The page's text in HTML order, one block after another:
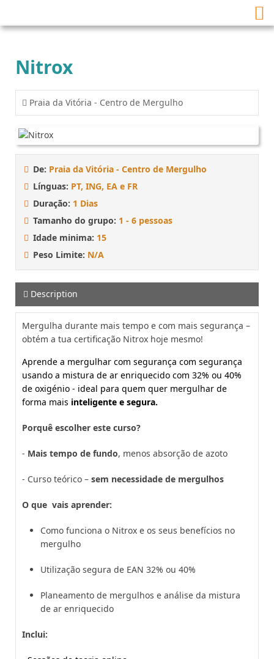
Nitrox
Praia da Vitória - Centro de Mergulho
De: Praia da Vitória - Centro de Mergulho
Línguas: PT, ING, EA e FR
Duração: 1 Dias
Tamanho do grupo: 1 - 6 pessoas
Idade minima: 15
Peso Limite: N/A
Description
Mergulha durante mais tempo e com mais segurança –
obtém a tua certificação Nitrox hoje mesmo!
Aprende a mergulhar com segurança com segurança
usando a mistura de ar enriquecido com 32% ou 40%
de oxigénio - ideal para quem quer mergulhar de
forma mais inteligente e segura.
Porquê escolher este curso?
- Mais tempo de fundo, menos absorção de azoto
- Curso teórico – sem necessidade de mergulhos
O que vais aprender:
Como funciona o Nitrox e os seus benefícios no
mergulho
Utilização segura de EAN 32% ou 40%
Planeamento de mergulhos e análise da mistura
de ar enriquecido
Inclui: